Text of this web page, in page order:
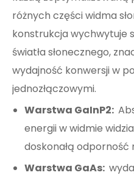
różnych części widma
konstrukcja wychwytuje
światła słonecznego,
wydajność konwersji w
jednozłączowymi.
Warstwa GaInP2:
energii w widmie
doskonałą odporność
Warstwa GaAs: